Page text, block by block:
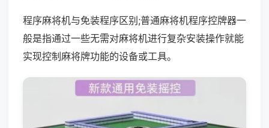
程序麻将机与免装程序区别;普通麻将机程序控牌器一
般是指通过一些无需对麻将机进行复杂安装操作就能
实现控制麻将牌功能的设备或工具。